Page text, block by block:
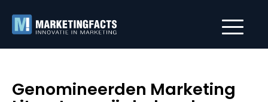
Genomineerden Marketing